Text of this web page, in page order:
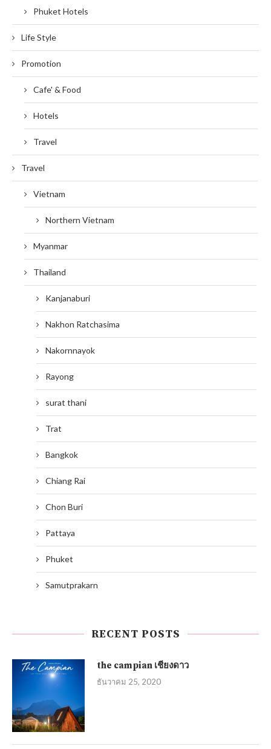
Phuket Hotels
Life Style
Promotion
Cafe' & Food
Hotels
Travel
Travel
Vietnam
Northern Vietnam
Myanmar
Thailand
Kanjanaburi
Nakhon Ratchasima
Nakornnayok
Rayong
surat thani
Trat
Bangkok
Chiang Rai
Chon Buri
Pattaya
Phuket
Samutprakarn
RECENT POSTS
the campian เชียงดาว
ธันวาคม 25, 2020